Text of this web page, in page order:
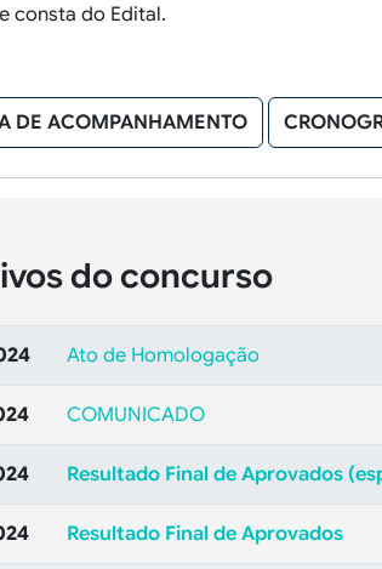
consta do Edital.
DE ACOMPANHAMENTO
do concurso
Ato de Homologação
COMUNICADO
Resultado Final de Aprovados
Resultado Final de Aprovados